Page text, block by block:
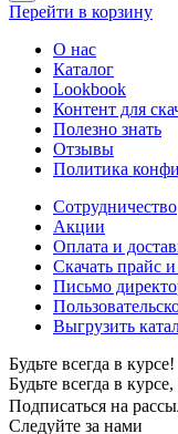
Перейти в корзину
О нас
Каталог
Lookbook
Контент для
Полезно знать
Отзывы
Политика
Сотрудничество
Акции
Оплата и
Скачать прайс и
Письмо
Выгрузить
Будьте всегда в курсе!
Будьте всегда в
Подписаться на
Cледуйте за нами